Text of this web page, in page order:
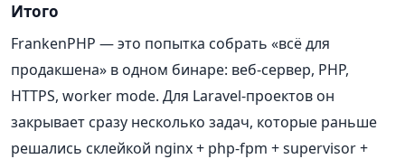
Итого
FrankenPHP — это попытка собрать «всё для
продакшена» в одном бинаре: веб-сервер, PHP,
HTTPS, worker mode. Для Laravel-проектов он
закрывает сразу несколько задач, которые раньше
решались склейкой nginx + php-fpm + supervisor +